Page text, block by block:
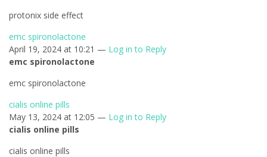
protonix side effect
emc spironolactone
April 19, 2024 at 10:21 — Log in to Reply
emc spironolactone
emc spironolactone
cialis online pills
May 13, 2024 at 12:05 — Log in to Reply
cialis online pills
cialis online pills